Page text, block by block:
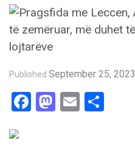
Published September 25, 2023
Facebook
Mastodon
Email